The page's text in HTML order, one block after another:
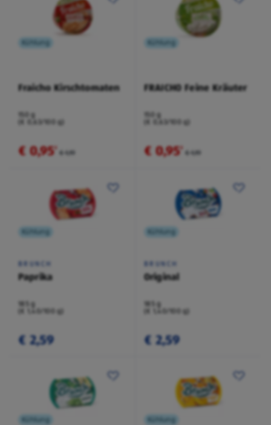
Kühlung
Fraicho Kirschtomaten
150 g
(€ 0,63/100 g)
€ 0,95² € 1,19
Kühlung
FRAICHO Feine Kräuter
150 g
(€ 0,63/100 g)
€ 0,95² € 1,19
Kühlung
BRUNCH
Paprika
185 g
(€ 1,40/100 g)
€ 2,59
Kühlung
BRUNCH
Original
185 g
(€ 1,40/100 g)
€ 2,59
Kühlung Kühlung